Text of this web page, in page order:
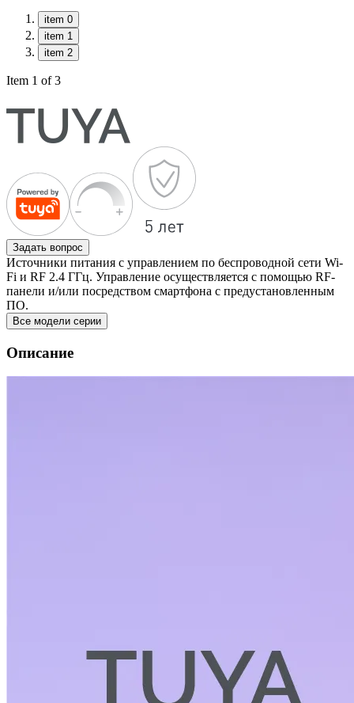
item 0
item 1
item 2
Item 1 of 3
Задать вопрос
Источники питания с управлением по беспроводной сети Wi-
Fi и RF 2.4 ГГц. Управление осуществляется с помощью RF-
панели и/или посредством смартфона с предустановленным
ПО.
Все модели серии
Описание